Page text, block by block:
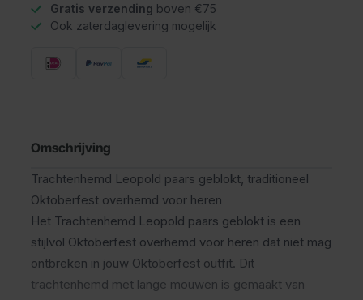
Gratis verzending boven €75
Ook zaterdaglevering mogelijk
Omschrijving
Trachtenhemd Leopold paars geblokt, traditioneel
Oktoberfest overhemd voor heren
Het Trachtenhemd Leopold paars geblokt is een
stijlvol Oktoberfest overhemd voor heren dat niet mag
ontbreken in jouw Oktoberfest outfit. Dit
trachtenhemd met lange mouwen is gemaakt van